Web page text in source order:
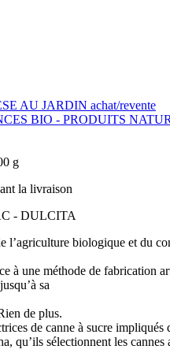
AU JARDIN achat/revente
BIO - PRODUITS
g
la livraison
l’agriculture biologique et du
à une méthode de fabrication
sa
de plus.
de canne à sucre
qu’ils sélectionnent les